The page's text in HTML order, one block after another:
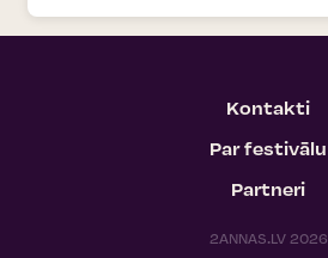
Kontakti
Par festivālu
Partneri
2ANNAS.LV 2026